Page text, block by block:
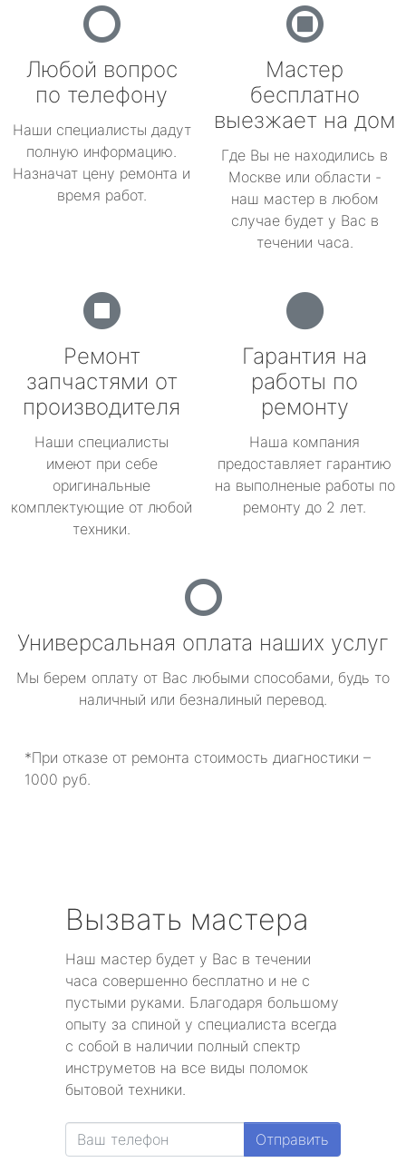
Любой вопрос
по телефону
Наши специалисты дадут
полную информацию.
Назначат цену ремонта и
время работ.
Мастер
бесплатно
выезжает на дом
Где Вы не находились в
Москве или области -
наш мастер в любом
случае будет у Вас в
течении часа.
Ремонт
запчастями от
производителя
Наши специалисты
имеют при себе
оригинальные
комплектующие от любой
техники.
Гарантия на
работы по
ремонту
Наша компания
предоставляет гарантию
на выполненые работы по
ремонту до 2 лет.
Универсальная оплата наших услуг
Мы берем оплату от Вас любыми способами, будь то
наличный или безналиный перевод.
*При отказе от ремонта стоимость диагностики –
1000 руб.
Вызвать мастера
Наш мастер будет у Вас в течении
часа совершенно бесплатно и не с
пустыми руками. Благодаря большому
опыту за спиной у специалиста всегда
с собой в наличии полный спектр
инструметов на все виды поломок
бытовой техники.
Отправить